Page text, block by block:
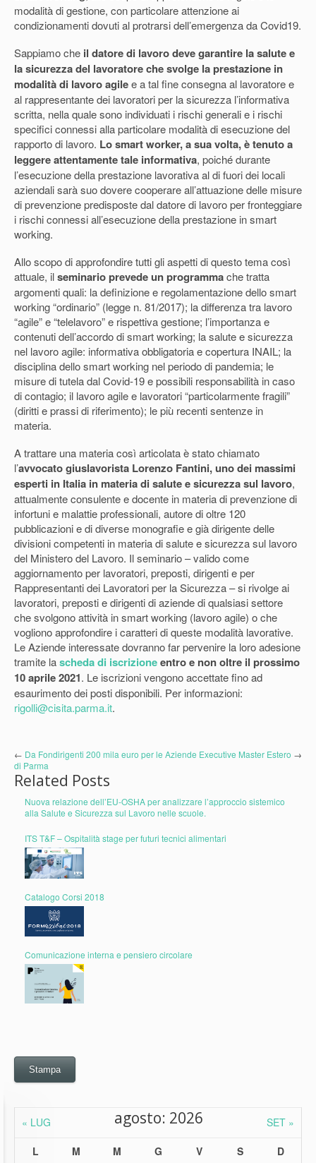
modalità di gestione, con particolare attenzione ai
condizionamenti dovuti al protrarsi dell’emergenza da Covid19.
Sappiamo che il datore di lavoro deve garantire la salute e
la sicurezza del lavoratore che svolge la prestazione in
modalità di lavoro agilee a tal fine consegna al lavoratore e
al rappresentante dei lavoratori per la sicurezza l’informativa
scritta, nella quale sono individuati i rischi generali e i rischi
specifici connessi alla particolare modalità di esecuzione del
rapporto di lavoro. Lo smart worker, a sua volta, è tenuto a
leggere attentamente tale informativa, poiché durante
l’esecuzione della prestazione lavorativa al di fuori dei locali
aziendali sarà suo dovere cooperare all’attuazione delle misure
di prevenzione predisposte dal datore di lavoro per fronteggiare
i rischi connessi all’esecuzione della prestazione in smart
working.
Allo scopo di approfondire tutti gli aspetti di questo tema così
attuale, ilseminario prevede un programmache tratta
argomenti quali: la definizione e regolamentazione dello smart
working “ordinario” (legge n. 81/2017); la differenza tra lavoro
“agile” e “telelavoro” e rispettiva gestione; l’importanza e
contenuti dell’accordo di smart working; la salute e sicurezza
nel lavoro agile: informativa obbligatoria e copertura INAIL; la
disciplina dello smart working nel periodo di pandemia; le
misure di tutela dal Covid-19 e possibili responsabilità in caso
di contagio; il lavoro agile e lavoratori “particolarmente fragili”
(diritti e prassi di riferimento); le più recenti sentenze in
materia.
A trattare una materia così articolata è stato chiamato
l’avvocato giuslavorista Lorenzo Fantini, uno dei massimi
esperti in Italia in materia di salute e sicurezza sul lavoro,
attualmente consulente e docente in materia di prevenzione di
infortuni e malattie professionali, autore di oltre 120
pubblicazioni e di diverse monografie e già dirigente delle
divisioni competenti in materia di salute e sicurezza sul lavoro
del Ministero del Lavoro. Il seminario – valido come
aggiornamento per lavoratori, preposti, dirigenti e per
Rappresentanti dei Lavoratori per la Sicurezza – si rivolge ai
lavoratori, preposti e dirigenti di aziende di qualsiasi settore
che svolgono attività in smart working (lavoro agile) o che
vogliono approfondire i caratteri di queste modalità lavorative.
Le Aziende interessate dovranno far pervenire la loro adesione
tramite lascheda di iscrizioneentro e non oltre il prossimo
10 aprile 2021. Le iscrizioni vengono accettate fino ad
esaurimento dei posti disponibili. Per informazioni:
rigolli@cisita.parma.it.
Executive Master Estero →
← Da Fondirigenti 200 mila euro per le Aziende
di Parma
Related Posts
Nuova relazione dell’EU-OSHA per analizzare l’approccio sistemico
alla Salute e Sicurezza sul Lavoro nelle scuole.
ITS T&F – Ospitalità stage per futuri tecnici alimentari
Catalogo Corsi 2018
Comunicazione interna e pensiero circolare
Stampa
« LUG SET »
agosto: 2026
L M M G V S D